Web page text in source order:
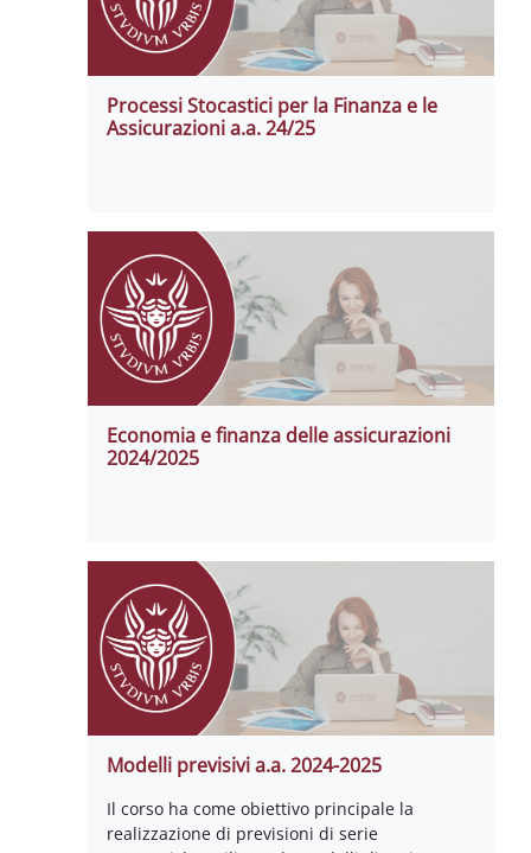
Processi Stocastici per la Finanza e le
Assicurazioni a.a. 24/25
Economia e finanza delle assicurazioni
2024/2025
Modelli previsivi a.a. 2024-2025
Il corso ha come obiettivo principale la
realizzazione di previsioni di serie